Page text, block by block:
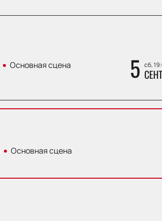
Основная сцена 5 сб,
СЕНТ
Основная сцена